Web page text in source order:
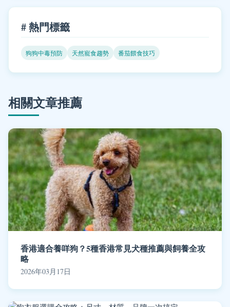
# 熱門標籤
狗狗中毒預防 天然寵食趨勢 番茄餵食技巧
相關文章推薦
香港適合養咩狗？5種香港常見犬種推薦與飼養全攻
略
2026年03月17日